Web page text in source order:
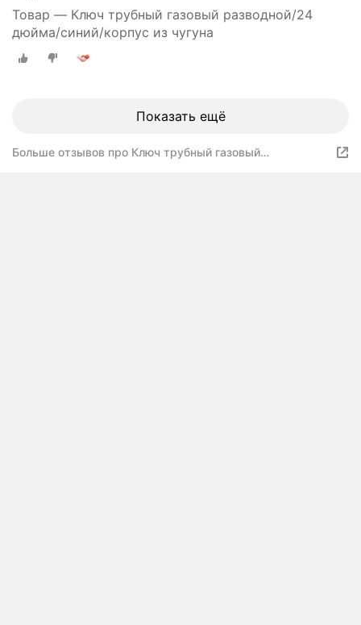
Товар — Ключ трубный газовый разводной/24
дюйма/синий/корпус из чугуна
Показать ещё
Больше отзывов про Ключ трубный газовый